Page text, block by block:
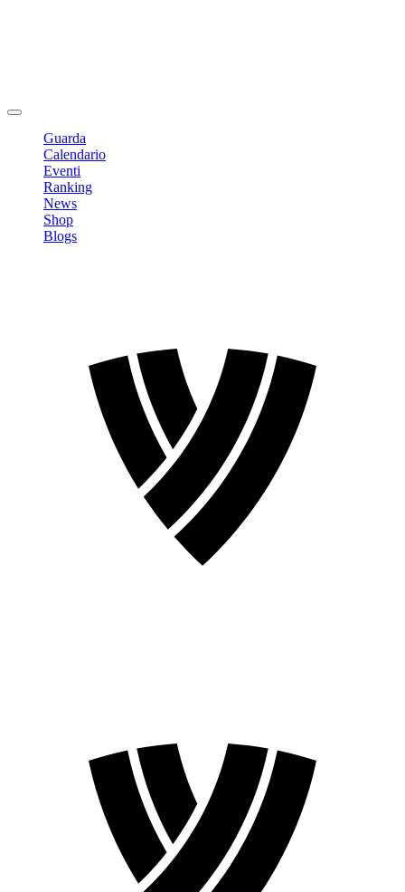
Guarda
Calendario
Eventi
Ranking
News
Shop
Blogs